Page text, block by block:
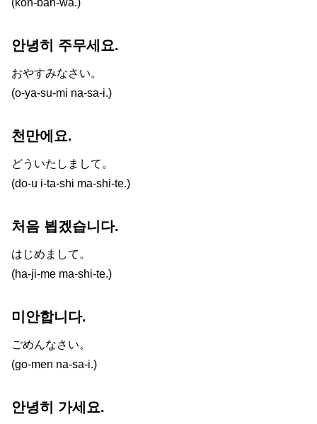
(kon-ban-wa.)
안녕히 주무세요.
おやすみなさい。
(o-ya-su-mi na-sa-i.)
천만에요.
どういたしまして。
(do-u i-ta-shi ma-shi-te.)
처음 뵙겠습니다.
はじめまして。
(ha-ji-me ma-shi-te.)
미안합니다.
ごめんなさい。
(go-men na-sa-i.)
안녕히 가세요.